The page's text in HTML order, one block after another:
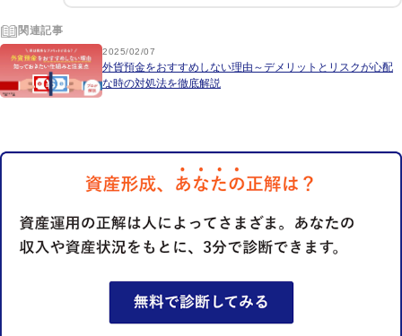
関連記事
2025/02/07
外貨預金をおすすめしない理由～デメリットとリスクが心配
な時の対処法を徹底解説